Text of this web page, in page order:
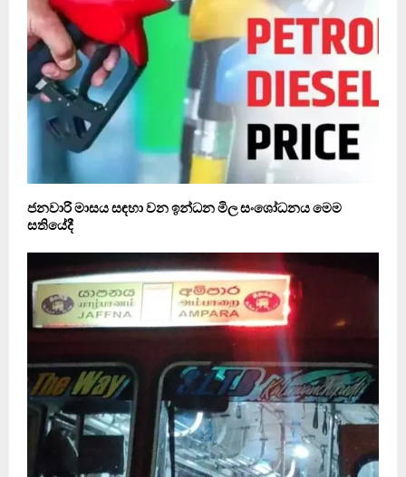
ජනවාරි මාසය සඳහා වන ඉන්ධන මිල සංශෝධනය මෙම
සතියේදී